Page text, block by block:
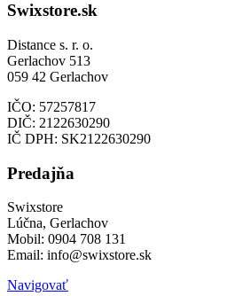
Swixstore.sk
Distance s. r. o.
Gerlachov 513
059 42 Gerlachov
IČO: 57257817
DIČ: 2122630290
IČ DPH: SK2122630290
Predajňa
Swixstore
Lúčna, Gerlachov
Mobil: 0904 708 131
Email: info@swixstore.sk
Navigovať